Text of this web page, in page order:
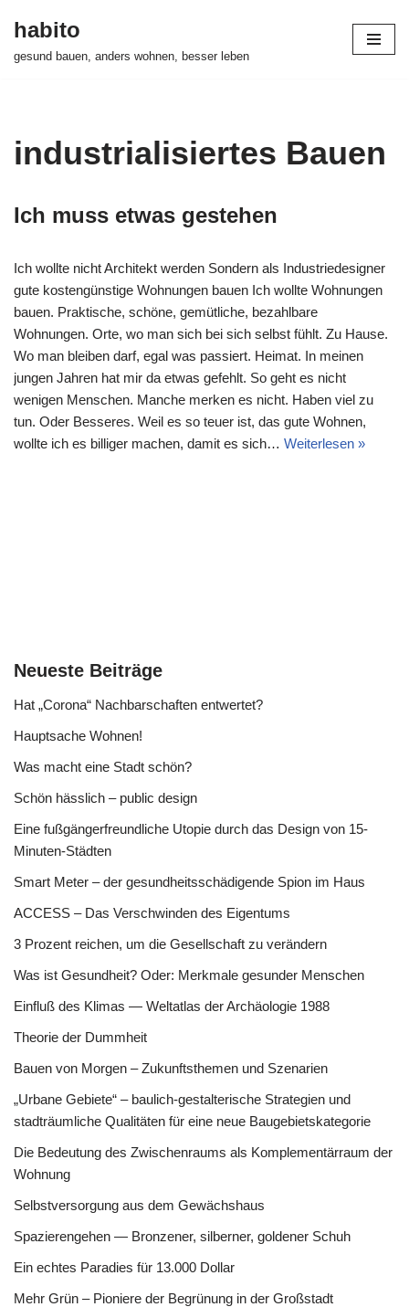
habito
gesund bauen, anders wohnen, besser leben
industrialisiertes Bauen
Ich muss etwas gestehen
Ich wollte nicht Architekt werden Sondern als Industriedesigner
gute kostengünstige Wohnungen bauen Ich wollte Wohnungen
bauen. Praktische, schöne, gemütliche, bezahlbare
Wohnungen. Orte, wo man sich bei sich selbst fühlt. Zu Hause.
Wo man bleiben darf, egal was passiert. Heimat. In meinen
jungen Jahren hat mir da etwas gefehlt. So geht es nicht
wenigen Menschen. Manche merken es nicht. Haben viel zu
tun. Oder Besseres. Weil es so teuer ist, das gute Wohnen,
wollte ich es billiger machen, damit es sich… Weiterlesen »
Neueste Beiträge
Hat „Corona“ Nachbarschaften entwertet?
Hauptsache Wohnen!
Was macht eine Stadt schön?
Schön hässlich – public design
Eine fußgängerfreundliche Utopie durch das Design von 15-
Minuten-Städten
Smart Meter – der gesundheitsschädigende Spion im Haus
ACCESS – Das Verschwinden des Eigentums
3 Prozent reichen, um die Gesellschaft zu verändern
Was ist Gesundheit? Oder: Merkmale gesunder Menschen
Einfluß des Klimas — Weltatlas der Archäologie 1988
Theorie der Dummheit
Bauen von Morgen – Zukunftsthemen und Szenarien
„Urbane Gebiete“ – baulich-gestalterische Strategien und
stadträumliche Qualitäten für eine neue Baugebietskategorie
Die Bedeutung des Zwischenraums als Komplementärraum der
Wohnung
Selbstversorgung aus dem Gewächshaus
Spazierengehen — Bronzener, silberner, goldener Schuh
Ein echtes Paradies für 13.000 Dollar
Mehr Grün – Pioniere der Begrünung in der Großstadt